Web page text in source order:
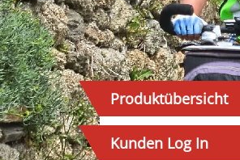
Produktübersicht
Kunden Log In